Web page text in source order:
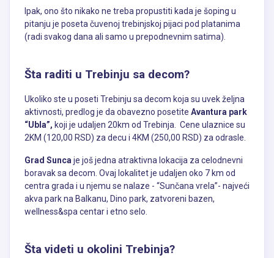
Ipak, ono što nikako ne treba propustiti kada je šoping u
pitanju je poseta čuvenoj trebinjskoj pijaci pod platanima
(radi svakog dana ali samo u prepodnevnim satima).
Šta raditi u Trebinju sa decom?
Ukoliko ste u poseti Trebinju sa decom koja su uvek željna
aktivnosti, predlog je da obavezno posetite Avantura park
“Ubla”, koji je udaljen 20km od Trebinja. Cene ulaznice su
2KM (120,00 RSD) za decu i 4KM (250,00 RSD) za odrasle.
Grad Suncaje još jedna atraktivna lokacija za celodnevni
boravak sa decom. Ovaj lokalitet je udaljen oko 7 km od
centra grada i u njemu se nalaze - “Sunčana vrela”- najveći
akva park na Balkanu, Dino park, zatvoreni bazen,
wellness&spa centar i etno selo.
Šta videti u okolini Trebinja?